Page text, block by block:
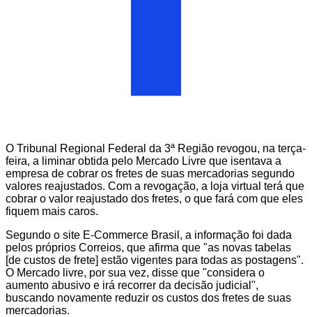
O Tribunal Regional Federal da 3ª Região revogou, na terça-
feira, a liminar obtida pelo Mercado Livre que isentava a
empresa de cobrar os fretes de suas mercadorias segundo
valores reajustados. Com a revogação, a loja virtual terá que
cobrar o valor reajustado dos fretes, o que fará com que eles
fiquem mais caros.
Segundo o site E-Commerce Brasil, a informação foi dada
pelos próprios Correios, que afirma que "as novas tabelas
[de custos de frete] estão vigentes para todas as postagens".
O Mercado livre, por sua vez, disse que "considera o
aumento abusivo e irá recorrer da decisão judicial",
buscando novamente reduzir os custos dos fretes de suas
mercadorias.